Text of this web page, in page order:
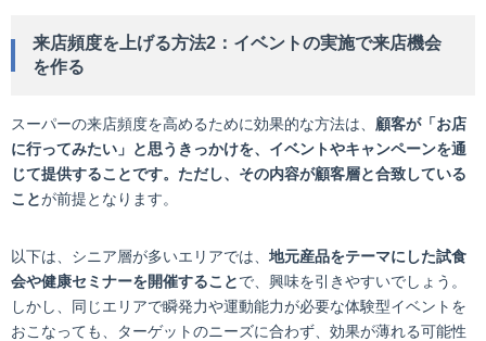
来店頻度を上げる方法2：イベントの実施で来店機会
を作る
スーパーの来店頻度を高めるために効果的な方法は、 顧客が「お店
に行ってみたい」と思うきっかけを、イベントやキャンペーンを通
じて提供することです。ただし、その内容が顧客層と合致している
ことが前提となります。
以下は、シニア層が多いエリアでは、 地元産品をテーマにした試食
会や健康セミナーを開催することで、興味を引きやすいでしょう。
しかし、同じエリアで瞬発力や運動能力が必要な体験型イベントを
おこなっても、ターゲットのニーズに合わず、効果が薄れる可能性